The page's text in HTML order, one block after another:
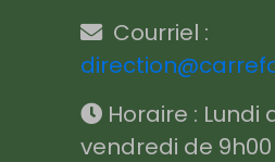
Courriel :
Horaire : Lundi
vendredi de 9h00